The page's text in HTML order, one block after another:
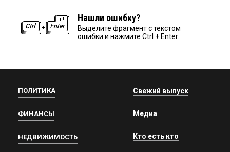
Нашли ошибку?
Выделите фрагмент с текстом
ошибки и нажмите Ctrl + Enter.
ПОЛИТИКА
ФИНАНСЫ
НЕДВИЖИМОСТЬ
Свежий выпуск
Медиа
Кто есть кто